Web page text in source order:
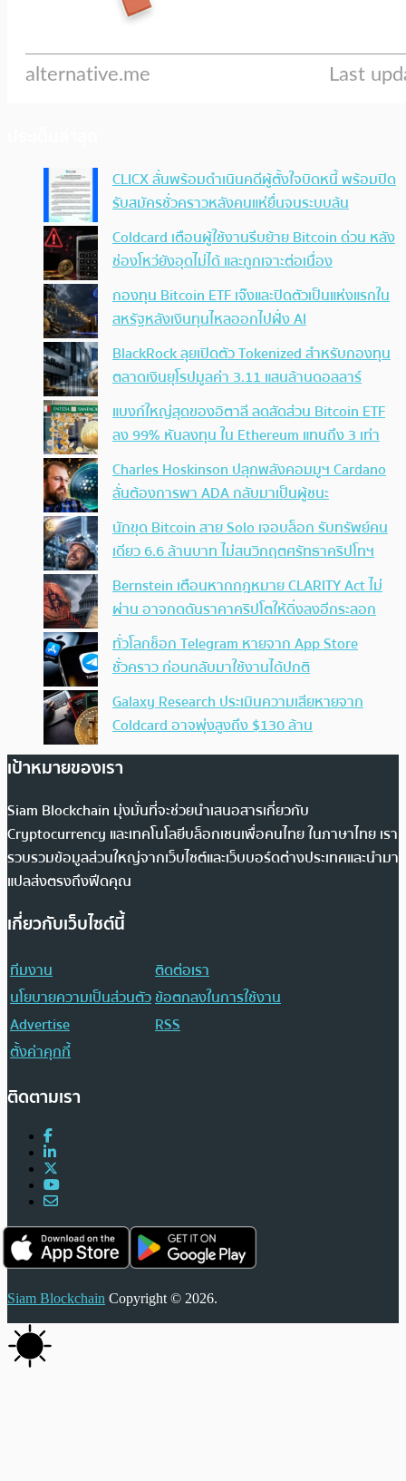
CLICX ลั่นพร้อมดำเนินคดีผู้ตั้งใจบิดหนี้ พร้อมปิด
รับสมัครชั่วคราวหลังคนแห่ยื่นจนระบบล้น
Coldcard เตือนผู้ใช้งานรีบย้าย Bitcoin ด่วน หลัง
ช่องโหว่ยังอุดไม่ได้ และถูกเจาะต่อเนื่อง
กองทุน Bitcoin ETF เจ๊งและปิดตัวเป็นแห่งแรกใน
สหรัฐหลังเงินทุนไหลออกไปฝั่ง AI
BlackRock ลุยเปิดตัว Tokenized สำหรับกองทุน
ตลาดเงินยุโรปมูลค่า 3.11 แสนล้านดอลลาร์
แบงก์ใหญ่สุดของอิตาลี ลดสัดส่วน Bitcoin ETF
ลง 99% หันลงทุน ใน Ethereum แทนถึง 3 เท่า
Charles Hoskinson ปลุกพลังคอมมูฯ Cardano
ลั่นต้องการพา ADA กลับมาเป็นผู้ชนะ
นักขุด Bitcoin สาย Solo เจอบล็อก รับทรัพย์คน
เดียว 6.6 ล้านบาท ไม่สนวิกฤตศรัทธาคริปโทฯ
Bernstein เตือนหากกฎหมาย CLARITY Act ไม่
ผ่าน อาจกดดันราคาคริปโตให้ดิ่งลงอีกระลอก
ทั่วโลกช็อก Telegram หายจาก App Store
ชั่วคราว ก่อนกลับมาใช้งานได้ปกติ
Galaxy Research ประเมินความเสียหายจาก
Coldcard อาจพุ่งสูงถึง $130 ล้าน
เป้าหมายของเรา
Siam Blockchain มุ่งมั่นที่จะช่วยนำเสนอสารเกี่ยวกับ
Cryptocurrency และเทคโนโลยีบล็อกเชนเพื่อคนไทย ในภาษาไทย เรา
รวบรวมข้อมูลส่วนใหญ่จากเว็บไซต์และเว็บบอร์ดต่างประเทศและนำมา
แปลส่งตรงถึงฟีดคุณ
เกี่ยวกับเว็บไซต์นี้
ทีมงาน
ติดต่อเรา
นโยบายความเป็นส่วนตัวข้อตกลงในการใช้งาน
Advertise
RSS
ตั้งค่าคุกกี้
ติดตามเรา
Siam Blockchain Copyright © 2026.